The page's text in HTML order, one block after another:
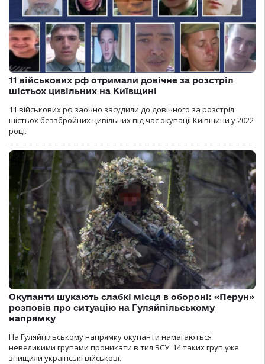
11 військових рф отримали довічне за розстріл
шістьох цивільних на Київщині
11 військових рф заочно засудили до довічного за розстріл
шістьох беззбройних цивільних під час окупації Київщини у 2022
році.
Окупанти шукають слабкі місця в обороні: «Перун»
розповів про ситуацію на Гуляйпільському
напрямку
На Гуляйпільському напрямку окупанти намагаються
невеликими групами проникати в тил ЗСУ. 14 таких груп уже
знищили українські військові.